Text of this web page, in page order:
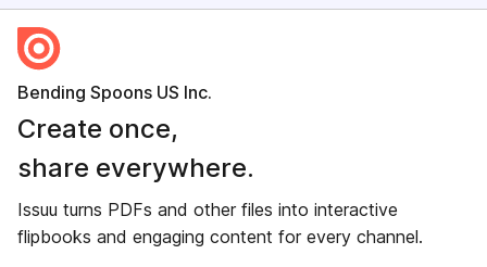
Bending Spoons US Inc.
Create once,
share everywhere.
Issuu turns PDFs and other files into interactive
flipbooks and engaging content for every channel.